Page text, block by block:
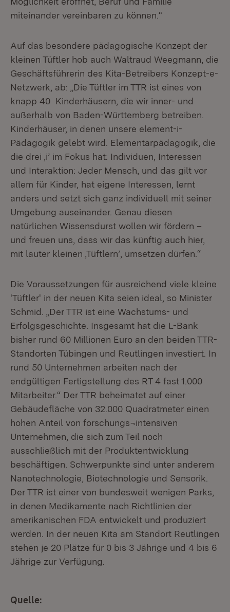
miteinander vereinbaren zu können.“
Auf das besondere pädagogische Konzept der
kleinen Tüftler hob auch Waltraud Weegmann, die
Geschäftsführerin des Kita-Betreibers Konzept-e-
Netzwerk, ab: „Die Tüftler im TTR ist eines von
knapp 40 Kinderhäusern, die wir inner- und
außerhalb von Baden-Württemberg betreiben.
Kinderhäuser, in denen unsere element-i-
Pädagogik gelebt wird. Elementarpädagogik, die
die drei ‚i’ im Fokus hat: Individuen, Interessen
und Interaktion: Jeder Mensch, und das gilt vor
allem für Kinder, hat eigene Interessen, lernt
anders und setzt sich ganz individuell mit seiner
Umgebung auseinander. Genau diesen
natürlichen Wissensdurst wollen wir fördern –
und freuen uns, dass wir das künftig auch hier,
mit lauter kleinen ‚Tüftlern’, umsetzen dürfen.“
Die Voraussetzungen für ausreichend viele kleine
'Tüftler' in der neuen Kita seien ideal, so Minister
Schmid. „Der TTR ist eine Wachstums- und
Erfolgsgeschichte. Insgesamt hat die L-Bank
bisher rund 60 Millionen Euro an den beiden TTR-
Standorten Tübingen und Reutlingen investiert. In
rund 50 Unternehmen arbeiten nach der
endgültigen Fertigstellung des RT 4 fast 1.000
Mitarbeiter.“ Der TTR beheimatet auf einer
Gebäudefläche von 32.000 Quadratmeter einen
hohen Anteil von forschungs¬intensiven
Unternehmen, die sich zum Teil noch
ausschließlich mit der Produktentwicklung
beschäftigen. Schwerpunkte sind unter anderem
Nanotechnologie, Biotechnologie und Sensorik.
Der TTR ist einer von bundesweit wenigen Parks,
in denen Medikamente nach Richtlinien der
amerikanischen FDA entwickelt und produziert
werden. In der neuen Kita am Standort Reutlingen
stehen je 20 Plätze für 0 bis 3 Jährige und 4 bis 6
Jährige zur Verfügung.
Quelle: